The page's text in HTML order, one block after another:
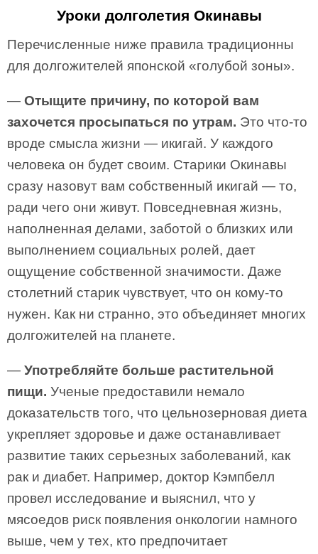
Уроки долголетия Окинавы
Перечисленные ниже правила традиционны
для долгожителей японской «голубой зоны».
— Отыщите причину, по которой вам
захочется просыпаться по утрам. Это что-то
вроде смысла жизни — икигай. У каждого
человека он будет своим. Старики Окинавы
сразу назовут вам собственный икигай — то,
ради чего они живут. Повседневная жизнь,
наполненная делами, заботой о близких или
выполнением социальных ролей, дает
ощущение собственной значимости. Даже
столетний старик чувствует, что он кому-то
нужен. Как ни странно, это объединяет многих
долгожителей на планете.
— Употребляйте больше растительной
пищи. Ученые предоставили немало
доказательств того, что цельнозерновая диета
укрепляет здоровье и даже останавливает
развитие таких серьезных заболеваний, как
рак и диабет. Например, доктор Кэмпбелл
провел исследование и выяснил, что у
мясоедов риск появления онкологии намного
выше, чем у тех, кто предпочитает